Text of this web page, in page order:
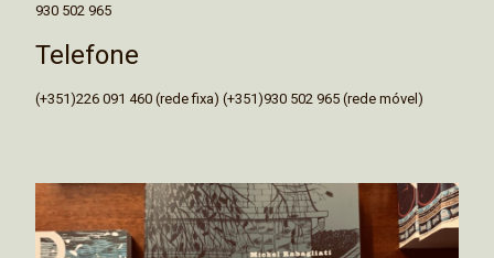
930 502 965
Telefone
(+351)226 091 460 (rede fixa) (+351)930 502 965 (rede móvel)